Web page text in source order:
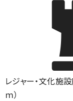
レジャー・文化施設
ｍ）